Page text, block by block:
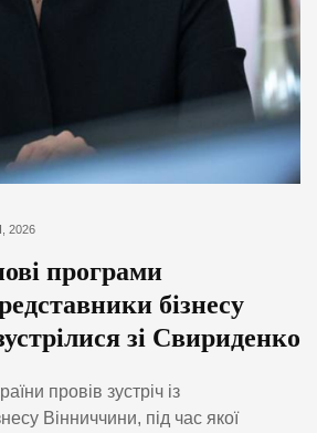
2026
програми
бізнесу
зі Свириденко
провів зустріч із
Вінниччини, під час якої